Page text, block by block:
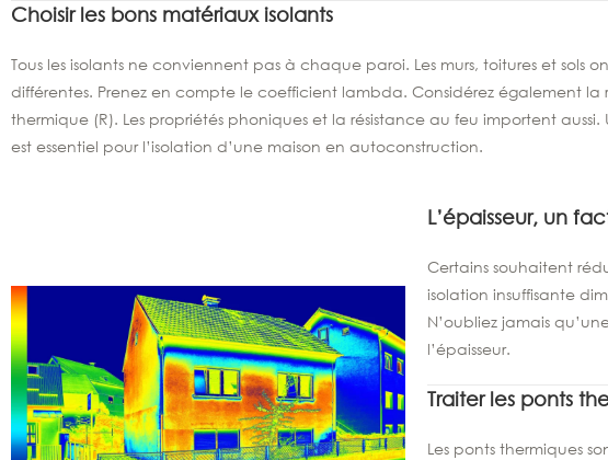
Choisir les bons matériaux isolants
Tous les isolants ne conviennent pas à chaque paroi. Les murs, toitures et sols
différentes. Prenez en compte le coefficient lambda. Considérez également la
thermique (R). Les propriétés phoniques et la résistance au feu importent aussi.
est essentiel pour l’isolation d’une maison en autoconstruction.
L’épaisseur, un
Certains souhaitent
isolation insuffisante
N’oubliez jamais
l’épaisseur.
Traiter les ponts
Les ponts thermiques